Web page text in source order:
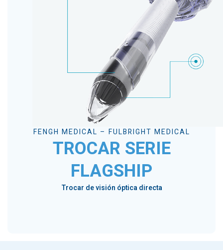
FENGH MEDICAL – FULBRIGHT MEDICAL
TROCAR SERIE
FLAGSHIP
Trocar de visión óptica directa